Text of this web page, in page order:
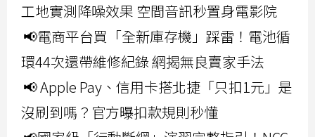
工地實測降噪效果 空間音訊秒置身電影院
📢電商平台買「全新庫存機」踩雷！電池循
環44次還帶維修紀錄 網揭無良賣家手法
📢 Apple Pay、信用卡搭北捷「只扣1元」是
沒刷到嗎？官方曝扣款規則秒懂